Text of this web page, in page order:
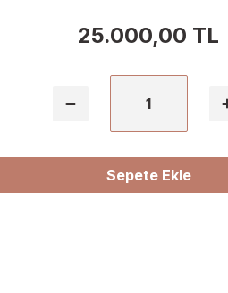
25.000,00 TL
Sepete Ekle